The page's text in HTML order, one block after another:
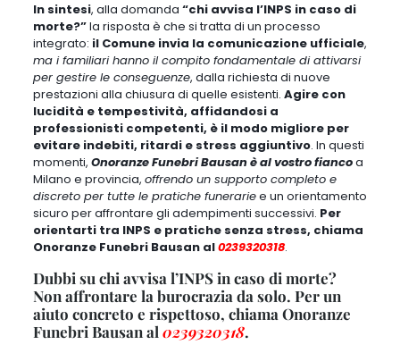
In sintesi, alla domanda “chi avvisa l’INPS in caso di
morte?”la risposta è che si tratta di un processo
integrato: il Comune invia la comunicazione ufficiale,
ma i familiari hanno il compito fondamentale di attivarsi
per gestire le conseguenze, dalla richiesta di nuove
prestazioni alla chiusura di quelle esistenti. Agire con
lucidità e tempestività, affidandosi a
professionisti competenti, è il modo migliore per
evitare indebiti, ritardi e stress aggiuntivo. In questi
momenti, Onoranze Funebri Bausan è al vostro fiancoa
Milano e provincia, offrendo un supporto completo e
discreto per tutte le pratiche funerariee un orientamento
sicuro per affrontare gli adempimenti successivi. Per
orientarti tra INPS e pratiche senza stress, chiama
Onoranze Funebri Bausan al0239320318.
Dubbi su chi avvisa l’INPS in caso di morte?
Non affrontare la burocrazia da solo. Per un
aiuto concreto e rispettoso, chiama Onoranze
Funebri Bausan al 0239320318.